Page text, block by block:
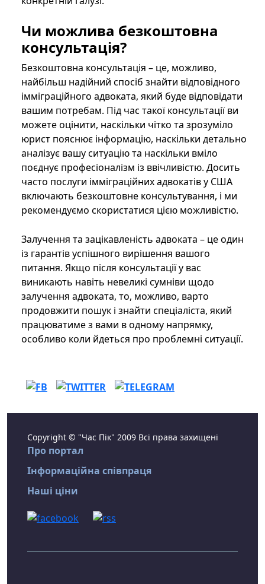
Чи можлива безкоштовна
консультація?
Безкоштовна консультація – це, можливо,
найбільш надійний спосіб знайти відповідного
імміграційного адвоката, який буде відповідати
вашим потребам. Під час такої консультації ви
можете оцінити, наскільки чітко та зрозуміло
юрист пояснює інформацію, наскільки детально
аналізує вашу ситуацію та наскільки вміло
поєднує професіоналізм із ввічливістю. Досить
часто послуги імміграційних адвокатів у США
включають безкоштовне консультування, і ми
рекомендуємо скористатися цією можливістю.
Залучення та зацікавленість адвоката – це один
із гарантів успішного вирішення вашого
питання. Якщо після консультації у вас
виникають навіть невеликі сумніви щодо
залучення адвоката, то, можливо, варто
продовжити пошук і знайти спеціаліста, який
працюватиме з вами в одному напрямку,
особливо коли йдеться про проблемні ситуації.
Copyright © "Час Пік" 2009 Всі права захищені
Про портал
Інформаційна співпраця
Наші ціни